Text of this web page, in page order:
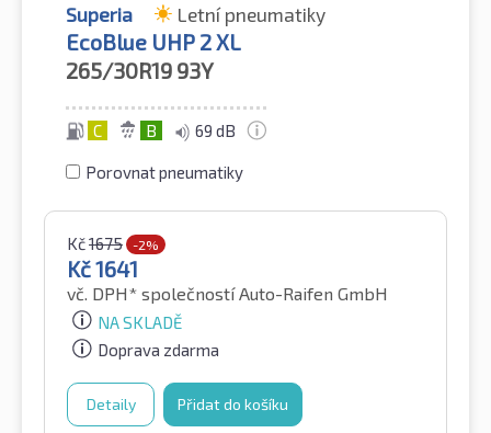
Superia Letní pneumatiky
EcoBlue UHP 2 XL
265/30R19 93Y
C B 69 dB
Porovnat pneumatiky
Kč1675 -2%
Kč1641
vč. DPH* společností Auto-Raifen GmbH
NA SKLADĚ
Doprava zdarma
Detaily Přidat do košíku